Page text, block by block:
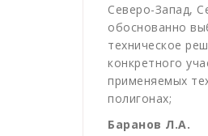
Северо-Запад,
обоснованно
техническое
конкретного
применяемых
полигонах;
Баранов Л.А.